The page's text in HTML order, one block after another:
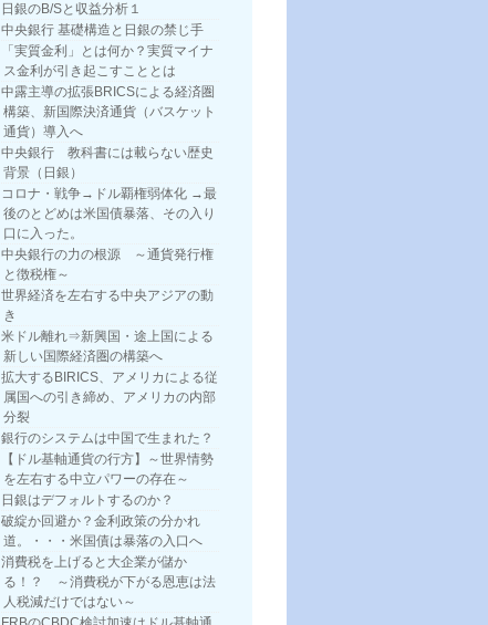
日銀のB/Sと収益分析１
中央銀行 基礎構造と日銀の禁じ手
「実質金利」とは何か？実質マイナ
ス金利が引き起こすこととは
中露主導の拡張BRICSによる経済圏
構築、新国際決済通貨（バスケット
通貨）導入へ
中央銀行 教科書には載らない歴史
背景（日銀）
コロナ・戦争→ドル覇権弱体化 →最
後のとどめは米国債暴落、その入り
口に入った。
中央銀行の力の根源 ～通貨発行権
と徴税権～
世界経済を左右する中央アジアの動
き
米ドル離れ⇒新興国・途上国による
新しい国際経済圏の構築へ
拡大するBIRICS、アメリカによる従
属国への引き締め、アメリカの内部
分裂
銀行のシステムは中国で生まれた？
【ドル基軸通貨の行方】～世界情勢
を左右する中立パワーの存在～
日銀はデフォルトするのか？
破綻か回避か？金利政策の分かれ
道。・・・米国債は暴落の入口へ
消費税を上げると大企業が儲か
る！？ ～消費税が下がる恩恵は法
人税減だけではない～